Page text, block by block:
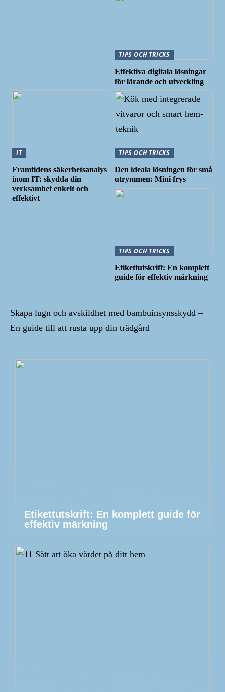
TIPS OCH TRICKS
Effektiva digitala lösningar
för lärande och utveckling
IT
Framtidens säkerhetsanalys
inom IT: skydda din
verksamhet enkelt och
effektivt
TIPS OCH TRICKS
Den ideala lösningen för små
utrymmen: Mini frys
TIPS OCH TRICKS
Etikettutskrift: En komplett
guide för effektiv märkning
Skapa lugn och avskildhet med bambuinsynsskydd –
En guide till att rusta upp din trädgård
Etikettutskrift: En komplett guide för
effektiv märkning